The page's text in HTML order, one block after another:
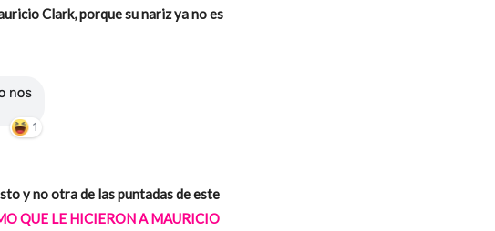
Clark, porque su nariz ya no es
y no otra de las puntadas de este
QUE LE HICIERON A MAURICIO